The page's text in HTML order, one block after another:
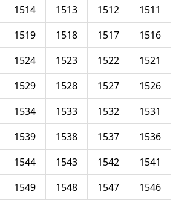
1511
1512
1513
1514
1516
1517
1518
1519
1521
1522
1523
1524
1526
1527
1528
1529
1531
1532
1533
1534
1536
1537
1538
1539
1541
1542
1543
1544
1546
1547
1548
1549